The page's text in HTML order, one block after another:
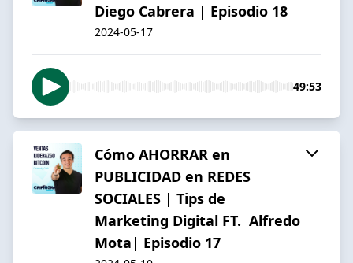
Diego Cabrera | Episodio 18
2024-05-17
49:53
Cómo AHORRAR en
PUBLICIDAD en REDES
SOCIALES | Tips de
Marketing Digital FT. Alfredo
Mota| Episodio 17